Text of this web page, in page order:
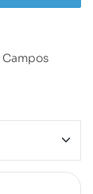
Campos